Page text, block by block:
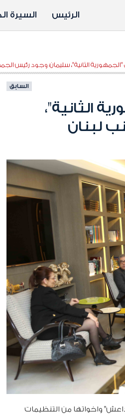
الرئيس السيرة
الثانية"، سليمان: وجود رئيس
السابق
الثانية"،
لبنان
واخواتها من التنظيمات